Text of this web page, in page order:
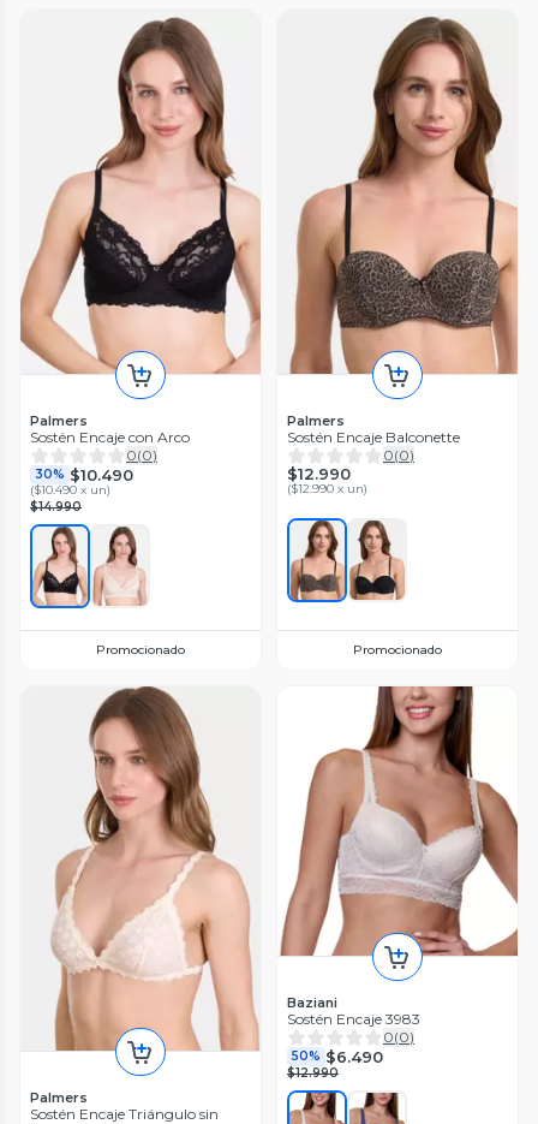
Palmers
Sostén Encaje con Arco
0(0)
30% $10.490
($10.490 x un)
$14.990
Promocionado
Palmers
Sostén Encaje Balconette
0(0)
$12.990
($12.990 x un)
Promocionado
Palmers
Sostén Encaje Triángulo sin
Baziani
Sostén Encaje 3983
0(0)
50% $6.490
$12.990